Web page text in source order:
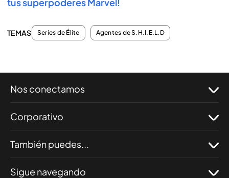
TEMAS Series de Élite Agentes de S.H.I.E.L.D
Nos conectamos
Corporativo
También puedes...
Sigue navegando